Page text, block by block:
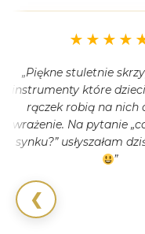
❮
„Piękne stuletnie
instrumenty które
rączek robią na nich
wrażenie. Na pytanie
synku?” usłyszałam
”